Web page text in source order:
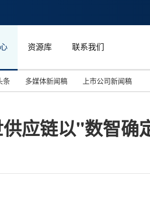
资源库 联系我们
投资并购
能源化工
马来西亚
条 多媒体新闻稿 上市公司新闻稿
应链以"数智确